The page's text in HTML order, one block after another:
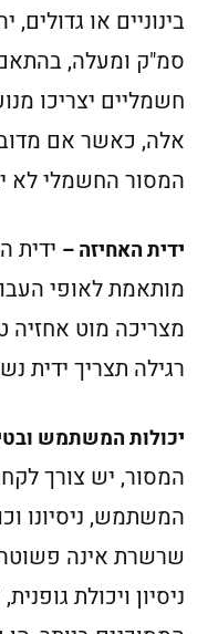
סמ"ק ומעלה,
חשמליים יצריכו
אלה, כאשר אם
המסור החשמלי לא
ידית האחיזה – ידית
מותאמת לאופי
מצריכה מוט אחזיה
רגילה תצריך ידית
יכולות המשתמש
המסור, יש צורך
המשתמש, ניסיונו
שרשרת אינה פשוטה
ניסיון ויכולת